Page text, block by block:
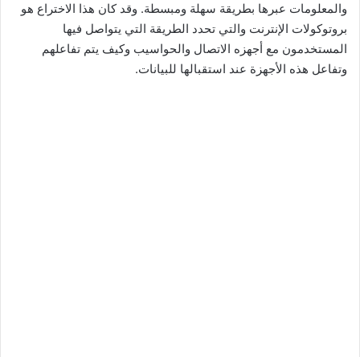
والمعلومات عبرها بطريقة سهلة ومبسطة. وقد كان هذا الاختراع هو
بروتوكولات الإنترنت والتي تحدد الطريقة التي يتواصل فيها
المستخدمون مع أجهزه الاتصال والحواسيب وكيف يتم تفاعلهم
وتفاعل هذه الأجهزة عند استقبالها للبيانات.